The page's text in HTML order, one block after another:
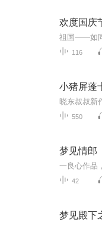
欢度国庆
116
550
梦见情郎
42
梦见殿下